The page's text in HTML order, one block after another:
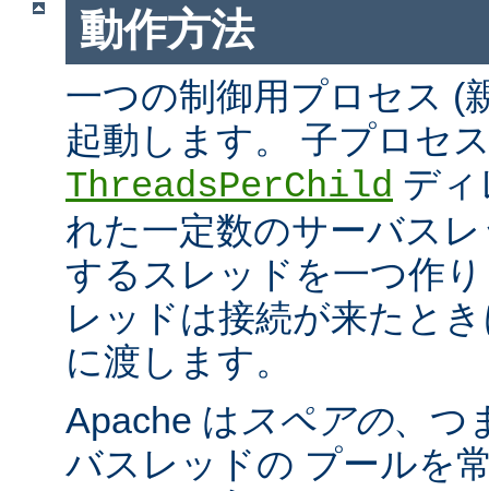
動作方法
一つの制御用プロセス (
起動します。 子プロセ
ThreadsPerChild デ
れた一定数のサーバス
するスレッドを一つ作
レッドは接続が来たと
に渡します。
Apache は スペアの、つ
バスレッドの プールを